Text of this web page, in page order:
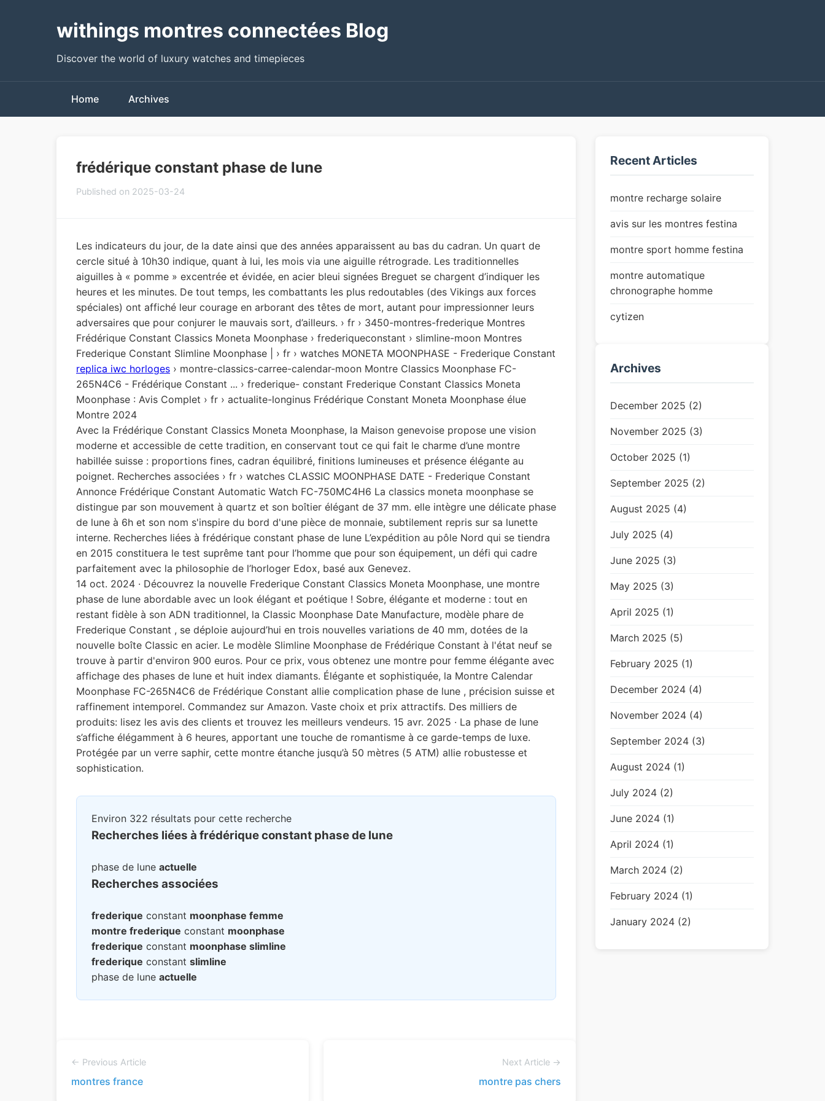
withings montres connectées Blog
Discover the world of luxury watches and timepieces
Home Archives
frédérique constant phase de lune
Published on 2025-03-24
Les indicateurs du jour, de la date ainsi que des années apparaissent au bas du cadran. Un quart de
cercle situé à 10h30 indique, quant à lui, les mois via une aiguille rétrograde. Les traditionnelles
aiguilles à « pomme » excentrée et évidée, en acier bleui signées Breguet se chargent d’indiquer les
heures et les minutes. De tout temps, les combattants les plus redoutables (des Vikings aux forces
spéciales) ont affiché leur courage en arborant des têtes de mort, autant pour impressionner leurs
adversaires que pour conjurer le mauvais sort, d’ailleurs. › fr › 3450-montres-frederique Montres
Frédérique Constant Classics Moneta Moonphase › frederiqueconstant › slimline-moon Montres
Frederique Constant Slimline Moonphase | › fr › watches MONETA MOONPHASE - Frederique Constant
replica iwc horloges › montre-classics-carree-calendar-moon Montre Classics Moonphase FC-
265N4C6 - Frédérique Constant ... › frederique- constant Frederique Constant Classics Moneta
Moonphase : Avis Complet › fr › actualite-longinus Frédérique Constant Moneta Moonphase élue
Montre 2024
Avec la Frédérique Constant Classics Moneta Moonphase, la Maison genevoise propose une vision
moderne et accessible de cette tradition, en conservant tout ce qui fait le charme d’une montre
habillée suisse : proportions fines, cadran équilibré, finitions lumineuses et présence élégante au
poignet. Recherches associées › fr › watches CLASSIC MOONPHASE DATE - Frederique Constant
Annonce Frédérique Constant Automatic Watch FC-750MC4H6 La classics moneta moonphase se
distingue par son mouvement à quartz et son boîtier élégant de 37 mm. elle intègre une délicate phase
de lune à 6h et son nom s'inspire du bord d'une pièce de monnaie, subtilement repris sur sa lunette
interne. Recherches liées à frédérique constant phase de lune L’expédition au pôle Nord qui se tiendra
en 2015 constituera le test suprême tant pour l’homme que pour son équipement, un défi qui cadre
parfaitement avec la philosophie de l’horloger Edox, basé aux Genevez.
14 oct. 2024 · Découvrez la nouvelle Frederique Constant Classics Moneta Moonphase, une montre
phase de lune abordable avec un look élégant et poétique ! Sobre, élégante et moderne : tout en
restant fidèle à son ADN traditionnel, la Classic Moonphase Date Manufacture, modèle phare de
Frederique Constant , se déploie aujourd’hui en trois nouvelles variations de 40 mm, dotées de la
nouvelle boîte Classic en acier. Le modèle Slimline Moonphase de Frédérique Constant à l'état neuf se
trouve à partir d'environ 900 euros. Pour ce prix, vous obtenez une montre pour femme élégante avec
affichage des phases de lune et huit index diamants. Élégante et sophistiquée, la Montre Calendar
Moonphase FC-265N4C6 de Frédérique Constant allie complication phase de lune , précision suisse et
raffinement intemporel. Commandez sur Amazon. Vaste choix et prix attractifs. Des milliers de
produits: lisez les avis des clients et trouvez les meilleurs vendeurs. 15 avr. 2025 · La phase de lune
s’affiche élégamment à 6 heures, apportant une touche de romantisme à ce garde-temps de luxe.
Protégée par un verre saphir, cette montre étanche jusqu’à 50 mètres (5 ATM) allie robustesse et
sophistication.
Environ 322 résultats pour cette recherche
Recherches liées à frédérique constant phase de lune
phase de lune actuelle
Recherches associées
frederique constant moonphase femme
montre frederique constant moonphase
frederique constant moonphase slimline
frederique constant slimline
phase de lune actuelle
← Previous Article
montres france
Next Article →
montre pas chers
Recent Articles
montre recharge solaire
avis sur les montres festina
montre sport homme festina
montre automatique
chronographe homme
cytizen
Archives
December 2025 (2)
November 2025 (3)
October 2025 (1)
September 2025 (2)
August 2025 (4)
July 2025 (4)
June 2025 (3)
May 2025 (3)
April 2025 (1)
March 2025 (5)
February 2025 (1)
December 2024 (4)
November 2024 (4)
September 2024 (3)
August 2024 (1)
July 2024 (2)
June 2024 (1)
April 2024 (1)
March 2024 (2)
February 2024 (1)
January 2024 (2)